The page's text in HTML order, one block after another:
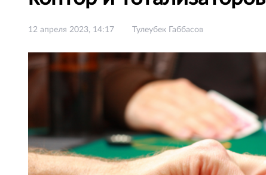
12 апреля 2023, 14:17 Тулеубек Габбасов